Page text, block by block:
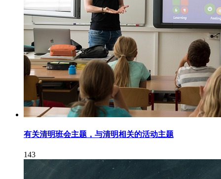
有关清明班会主题，与清明相关的活动主题
143